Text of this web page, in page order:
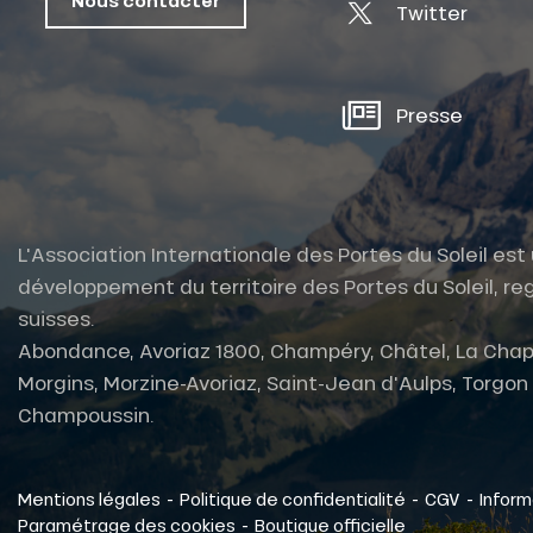
Twitter
Presse
L'Association Internationale des Portes du Soleil
développement du territoire des Portes du Soleil,
suisses.
Abondance, Avoriaz 1800, Champéry, Châtel, La
Morgins, Morzine-Avoriaz, Saint-Jean d'Aulps,
Champoussin.
Mentions légales - Politique de confidentialité - CGV -
Paramétrage des cookies - Boutique officielle